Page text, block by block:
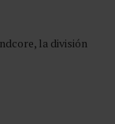
la división